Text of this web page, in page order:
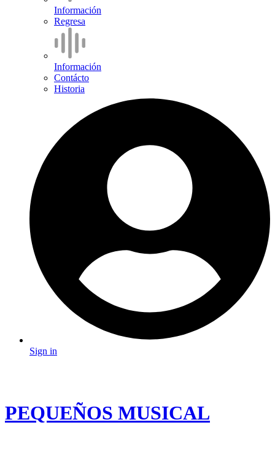
Información
Regresa
Información
Contácto
Historia
Sign in
PEQUEÑOS MUSICAL